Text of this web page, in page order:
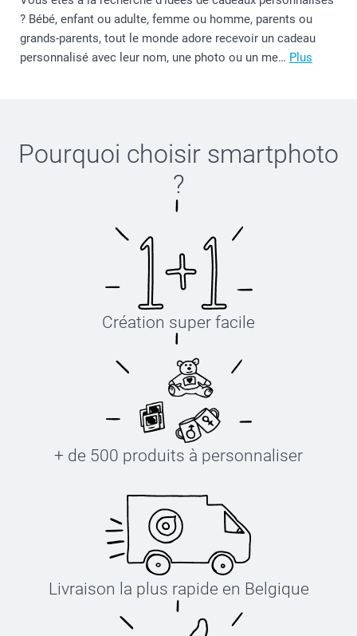
? Bébé, enfant ou adulte, femme ou homme, parents ou
grands-parents, tout le monde adore recevoir un cadeau
personnalisé avec leur nom, une photo ou un me… Plus
Pourquoi choisir smartphoto
?
Création super facile
+ de 500 produits à personnaliser
Livraison la plus rapide en Belgique